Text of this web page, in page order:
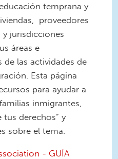
temprana y
proveedores
jurisdicciones
áreas e
de las actividades de
Esta página
para ayudar a
inmigrantes,
derechos” y
sobre el tema.
- GUÍA